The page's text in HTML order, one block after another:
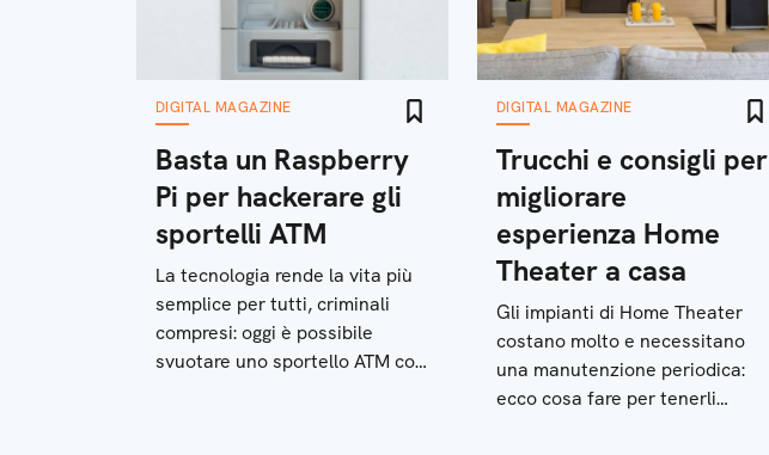
DIGITAL MAGAZINE
Basta un Raspberry
Pi per hackerare gli
sportelli ATM
La tecnologia rende la vita più
semplice per tutti, criminali
compresi: oggi è possibile
svuotare uno sportello ATM con
DIGITAL MAGAZINE
Trucchi e consigli per
migliorare
esperienza Home
Theater a casa
Gli impianti di Home Theater
costano molto e necessitano
una manutenzione periodica:
ecco cosa fare per tenerli